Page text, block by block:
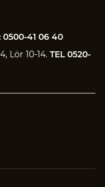
0500-41 06 40
Lör 10-14. TEL 0520-